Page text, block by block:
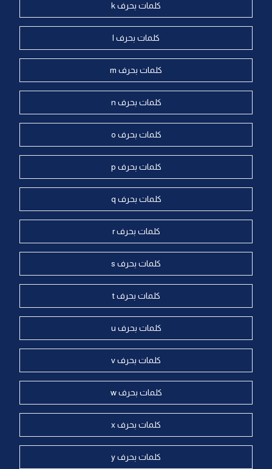
كلمات بحرف k
كلمات بحرف l
كلمات بحرف m
كلمات بحرف n
كلمات بحرف o
كلمات بحرف p
كلمات بحرف q
كلمات بحرف r
كلمات بحرف s
كلمات بحرف t
كلمات بحرف u
كلمات بحرف v
كلمات بحرف w
كلمات بحرف x
كلمات بحرف y